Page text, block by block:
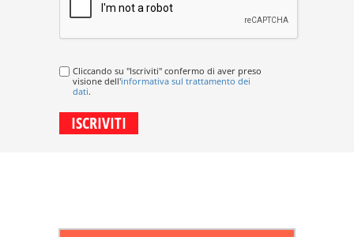
Cliccando su "Iscriviti" confermo di aver preso
visione dell'informativa sul trattamento dei
dati.